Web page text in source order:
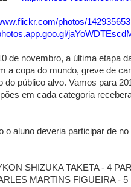
photos/
de novembro, a última etapa
a copa do mundo, greve de
do público alvo. Vamos para
em cada categoria
o aluno deveria participar de
SHIZUKA TAKETA - 4
MARTINS FIGUEIRA - 5